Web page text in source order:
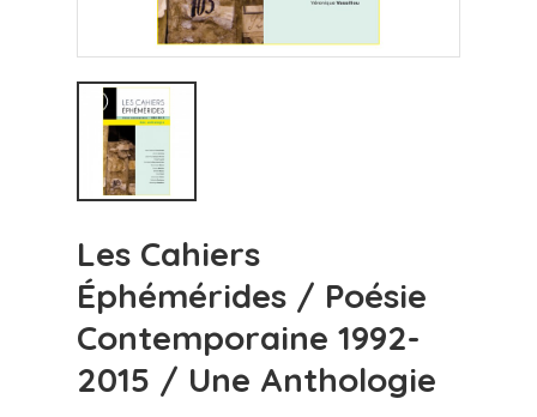
Les Cahiers
Éphémérides / Poésie
Contemporaine 1992-
2015 / Une Anthologie